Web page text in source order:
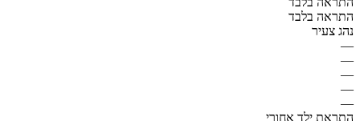
התראה בלבד
נהג צעיר
—
—
—
—
—
התראת ילד אחורי